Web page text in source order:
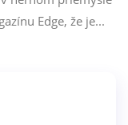
Edge, že je...